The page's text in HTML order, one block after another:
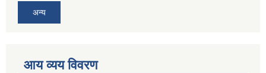
अन्य
आय व्यय विवरण